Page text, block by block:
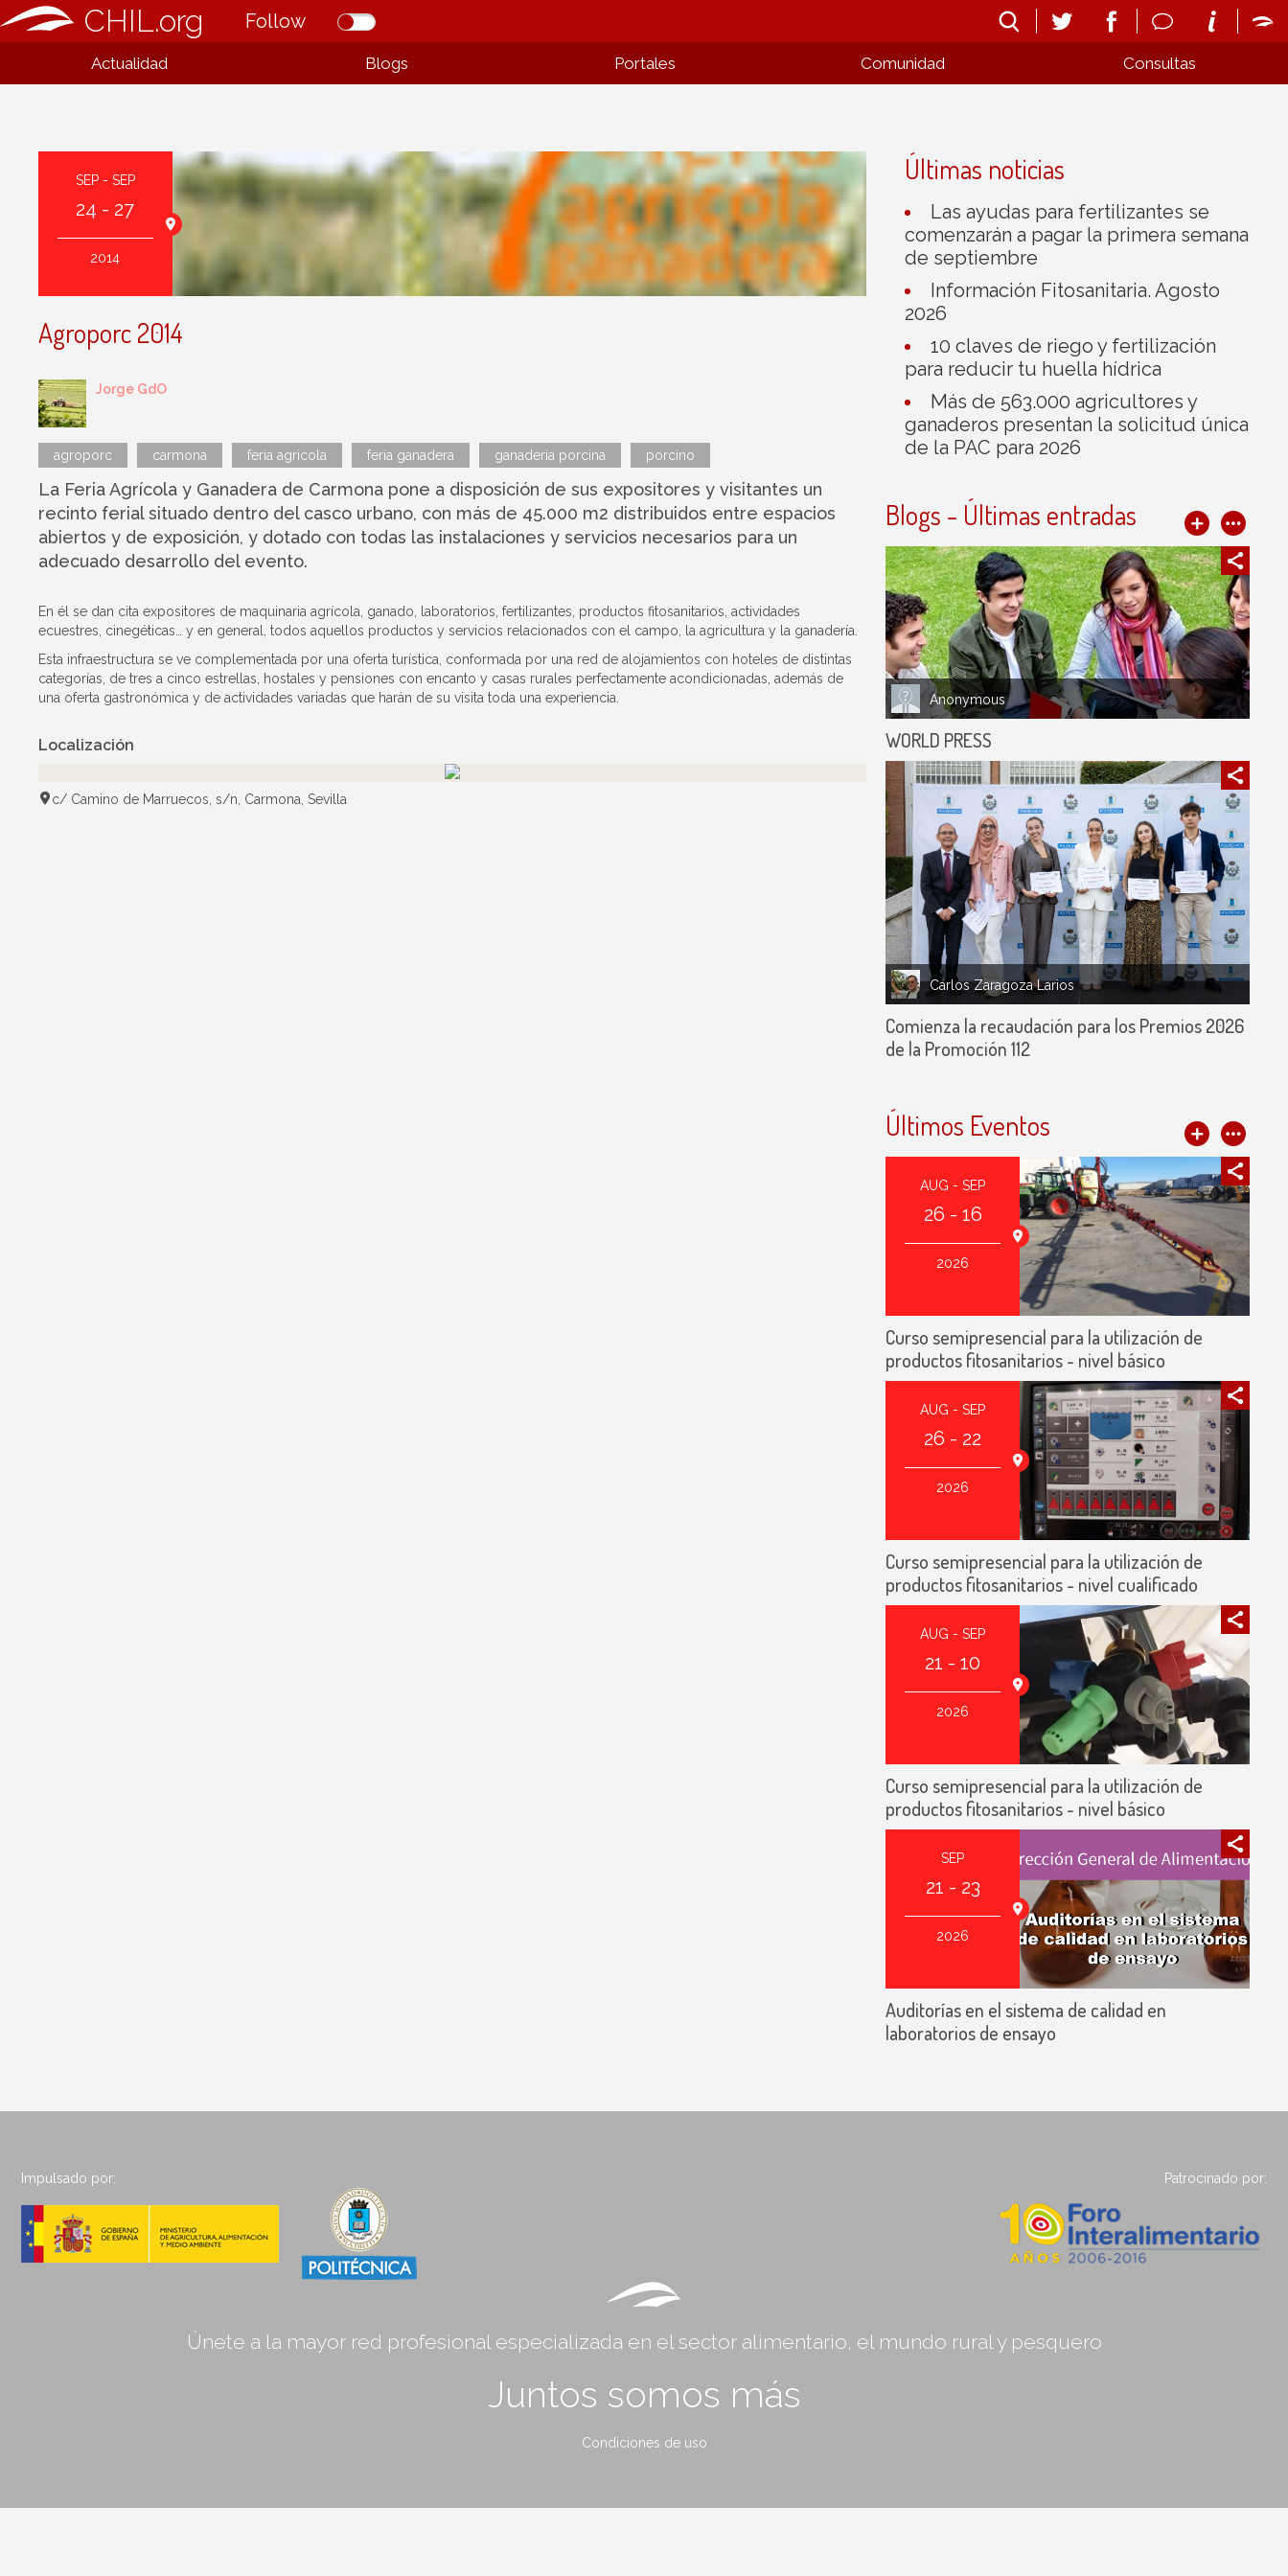
CHIL.org Follow
Actualidad Blogs Portales Comunidad Consultas
SEP - SEP
24 - 27
2014
Agroporc 2014
Jorge GdO
agroporc carmona feria agricola feria ganadera ganaderia porcina porcino
La Feria Agrícola y Ganadera de Carmona pone a disposición de sus expositores y visitantes un
recinto ferial situado dentro del casco urbano, con más de 45.000 m2 distribuidos entre espacios
abiertos y de exposición, y dotado con todas las instalaciones y servicios necesarios para un
adecuado desarrollo del evento.
En él se dan cita expositores de maquinaria agrícola, ganado, laboratorios, fertilizantes, productos fitosanitarios, actividades
ecuestres, cinegéticas… y en general, todos aquellos productos y servicios relacionados con el campo, la agricultura y la ganadería.
Esta infraestructura se ve complementada por una oferta turística, conformada por una red de alojamientos con hoteles de distintas
categorías, de tres a cinco estrellas, hostales y pensiones con encanto y casas rurales perfectamente acondicionadas, además de
una oferta gastronómica y de actividades variadas que harán de su visita toda una experiencia.
Localización
c/ Camino de Marruecos, s/n, Carmona, Sevilla
Últimas noticias
Las ayudas para fertilizantes se
comenzarán a pagar la primera semana
de septiembre
Información Fitosanitaria. Agosto
2026
10 claves de riego y fertilización
para reducir tu huella hídrica
Más de 563.000 agricultores y
ganaderos presentan la solicitud única
de la PAC para 2026
Blogs - Últimas entradas
Anonymous
WORLD PRESS
Carlos Zaragoza Larios
Comienza la recaudación para los Premios 2026
de la Promoción 112
Últimos Eventos
AUG - SEP
26 - 16
2026
Curso semipresencial para la utilización de
productos fitosanitarios - nivel básico
AUG - SEP
26 - 22
2026
Curso semipresencial para la utilización de
productos fitosanitarios - nivel cualificado
AUG - SEP
21 - 10
2026
Curso semipresencial para la utilización de
productos fitosanitarios - nivel básico
SEP
21 - 23
2026
Auditorías en el sistema de calidad en
laboratorios de ensayo
Impulsado por: Patrocinado por:
Únete a la mayor red profesional especializada en el sector alimentario, el mundo rural y pesquero
Juntos somos más
Condiciones de uso